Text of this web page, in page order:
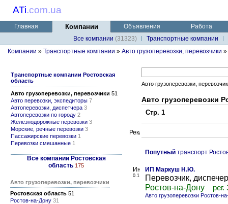
ATi.com.ua
Главная Компании Объявления
Работа
Все компании (31323)
Транспортные компании
Компании » Транспортные компании » Авто грузоперевозки, перевозчики »
Транспортные компании Ростовская
область
Авто грузоперевозки, перевозчики 51
Авто перевозки, экспедиторы 7
Автоперевозки, диспетчера 3
Автоперевозки по городу 2
Железнодорожные перевозки 3
Морские, речные перевозки 3
Пассажирские перевозки 1
Перевозки смешанные 1
Все компании Ростовская
область 175
Авто грузоперевозки, перевозчики
Ростовская область 51
Ростов-на-Дону 31
Авто грузоперевозки,
Авто грузоперевозки
Стр. 1
Попутный транспорт
0.1
ИП Маркуш Н.Ю.
Перевозчик, диспечер
Ростов-на-Дону
Авто грузоперевозки Ростов-